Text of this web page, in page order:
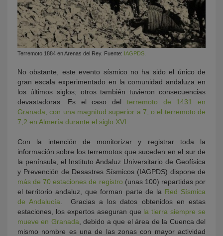
Terremoto 1884 en Arenas del Rey. Fuente: IAGPDS
No obstante, este evento sísmico no ha sido el único de
gran escala experimentado en la comunidad andaluza en
los últimos siglos; otros también tuvieron consecuencias
devastadoras. Es el caso del terremoto de 1431 en
Granada, con una magnitud superior a 7, o el terremoto de
7,2 en Almería durante el siglo XVI
Con la intención de monitorizar y registrar toda la
información sobre los terremotos que suceden en el sur de
la península, el Instituto Andaluz Universitario de Geofísica
y Prevención de Desastres Sísmicos (IAGPDS) dispone de
más de 70 estaciones de registro (unas 100) repartidas por
el territorio andaluz, que forman parte de la Red Sísmica
de Andalucía . Gracias a los datos obtenidos en estas
estaciones, los expertos aseguran que la tierra siempre se
mueve en Granada , debido a que el área de la Cuenca del
mismo nombre es una de las zonas con mayor actividad